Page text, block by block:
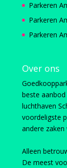
Parkeren
Parkeren
Parkeren
Over ons
beste
luchthaven
voordeligste
andere
Alleen
De meest